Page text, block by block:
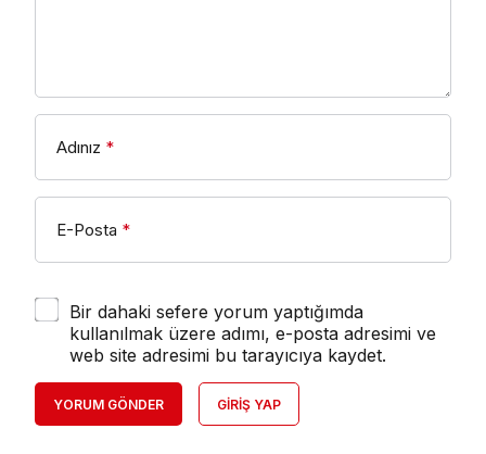
Adınız *
E-Posta *
Bir dahaki sefere yorum yaptığımda
kullanılmak üzere adımı, e-posta adresimi ve
web site adresimi bu tarayıcıya kaydet.
YORUM GÖNDER GIRIŞ YAP